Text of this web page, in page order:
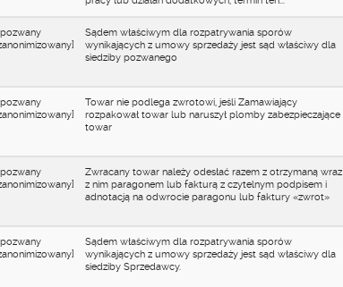
Sądem właściwym dla rozpatrywania sporów
wynikających z umowy sprzedaży jest sąd właściwy dla
siedziby pozwanego
Towar nie podlega zwrotowi, jeśli Zamawiający
rozpakował towar lub naruszył plomby zabezpieczające
towar
Zwracany towar należy odesłać razem z otrzymaną wraz
z nim paragonem lub fakturą z czytelnym podpisem i
adnotacją na odwrocie paragonu lub faktury «zwrot»
Sądem właściwym dla rozpatrywania sporów
wynikających z umowy sprzedaży jest sąd właściwy dla
siedziby Sprzedawcy.